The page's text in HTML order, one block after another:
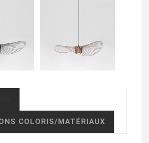
COLORIS/MATÉRIAUX